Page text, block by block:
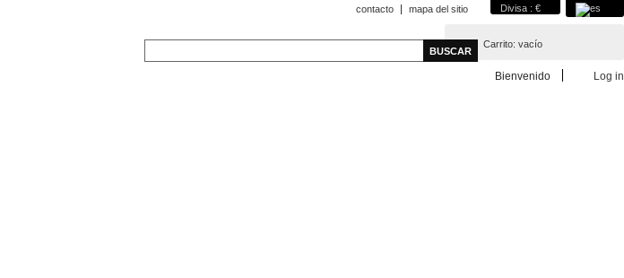
Divisa : €
contacto mapa del sitio
Carrito: vacío
Bienvenido Log in